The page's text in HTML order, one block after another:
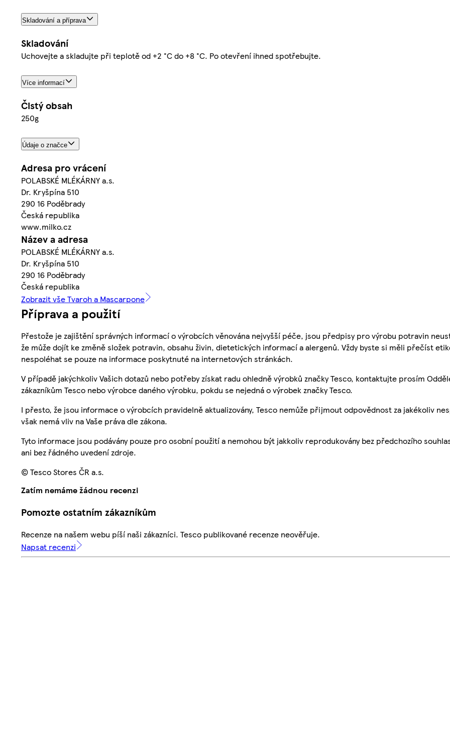
Skladování a příprava
Skladování
Uchovejte a skladujte při teplotě od +2 °C do +8 °C. Po otevření ihned spotřebujte.
Více informací
Čistý obsah
250g
Údaje o značce
Adresa pro vrácení
POLABSKÉ MLÉKÁRNY a.s.
Dr. Kryšpína 510
290 16 Poděbrady
Česká republika
www.milko.cz
Název a adresa
POLABSKÉ MLÉKÁRNY a.s.
Dr. Kryšpína 510
290 16 Poděbrady
Česká republika
Zobrazit vše Tvaroh a Mascarpone
Příprava a použití
Přestože je zajištění správných informací o výrobcích věnována nejvyšší péče, jsou předpisy pro výrobu potravin
že může dojít ke změně složek potravin, obsahu živin, dietetických informací a alergenů. Vždy byste si měli přečíst
nespoléhat se pouze na informace poskytnuté na internetových stránkách.
V případě jakýchkoliv Vašich dotazů nebo potřeby získat radu ohledně výrobků značky Tesco, kontaktujte prosím
zákazníkům Tesco nebo výrobce daného výrobku, pokdu se nejedná o výrobek značky Tesco.
I přesto, že jsou informace o výrobcích pravidelně aktualizovány, Tesco nemůže přijmout odpovědnost za jakékoliv
však nemá vliv na Vaše práva dle zákona.
Tyto informace jsou podávány pouze pro osobní použití a nemohou být jakkoliv reprodukovány bez předchozího
ani bez řádného uvedení zdroje.
© Tesco Stores ČR a.s.
Zatím nemáme žádnou recenzi
Pomozte ostatním zákazníkům
Recenze na našem webu píší naši zákazníci. Tesco publikované recenze neověřuje.
Napsat recenzi